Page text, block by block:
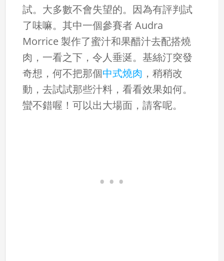
試。大多數不會失望的。因為有評判試
了味嘛。其中一個參賽者 Audra
Morrice 製作了蜜汁和果醋汁去配搭燒
肉，一看之下，令人垂涎。基絲汀突發
奇想，何不把那個中式燒肉 ，稍稍改
動，去試試那些汁料，看看效果如何。
蠻不錯喔！可以出大場面，請客呢。